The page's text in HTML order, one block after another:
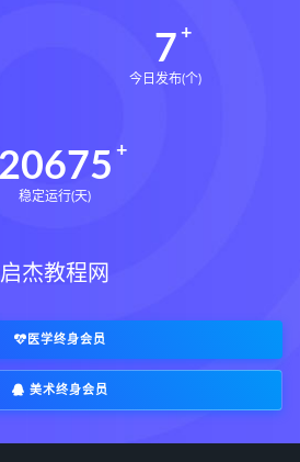
7
今日发布(个)
20675
稳定运行(天)
启杰教程网
医学终身会员
美术终身会员